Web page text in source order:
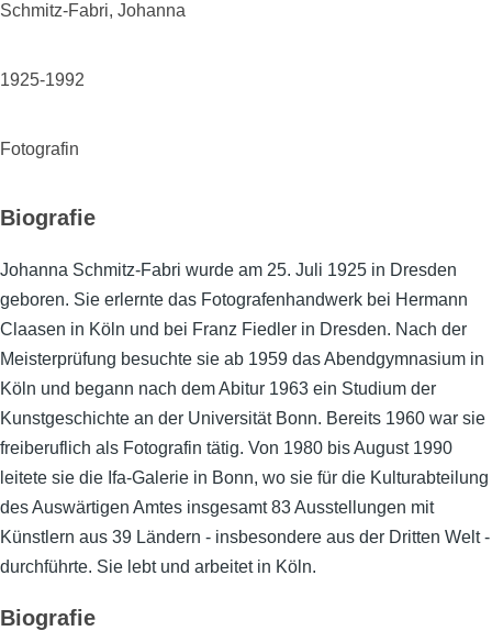
Schmitz-Fabri, Johanna
1925-1992
Fotografin
Biografie
Johanna Schmitz-Fabri wurde am 25. Juli 1925 in Dresden
geboren. Sie erlernte das Fotografenhandwerk bei Hermann
Claasen in Köln und bei Franz Fiedler in Dresden. Nach der
Meisterprüfung besuchte sie ab 1959 das Abendgymnasium in
Köln und begann nach dem Abitur 1963 ein Studium der
Kunstgeschichte an der Universität Bonn. Bereits 1960 war sie
freiberuflich als Fotografin tätig. Von 1980 bis August 1990
leitete sie die Ifa-Galerie in Bonn, wo sie für die Kulturabteilung
des Auswärtigen Amtes insgesamt 83 Ausstellungen mit
Künstlern aus 39 Ländern - insbesondere aus der Dritten Welt -
durchführte. Sie lebt und arbeitet in Köln.
Biografie